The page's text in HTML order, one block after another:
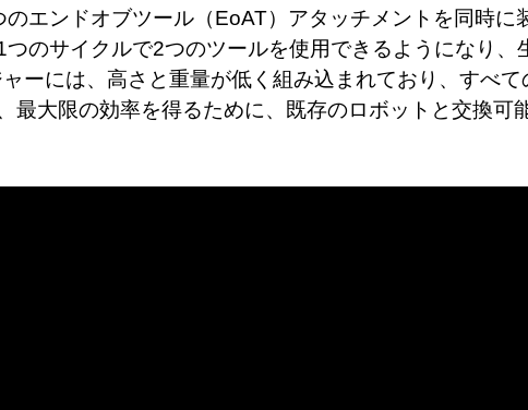
エンドオブツール（EoAT）アタッチメントを同時
つのサイクルで2つのツールを使用できるようになり
ーには、高さと重量が低く組み込まれており、すべ
最大限の効率を得るために、既存のロボットと交換可